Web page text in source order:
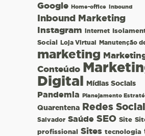
Google Home-office Inbound
Inbound Marketing
Instagram internet
Social Loja Virtual Manutenção
marketing
Conteúdo
Digital Mídias Sociais
Pandemia Planejamento
Quarentena Redes
Salvador Saúde SEO Site
profissional Sites tecnologia